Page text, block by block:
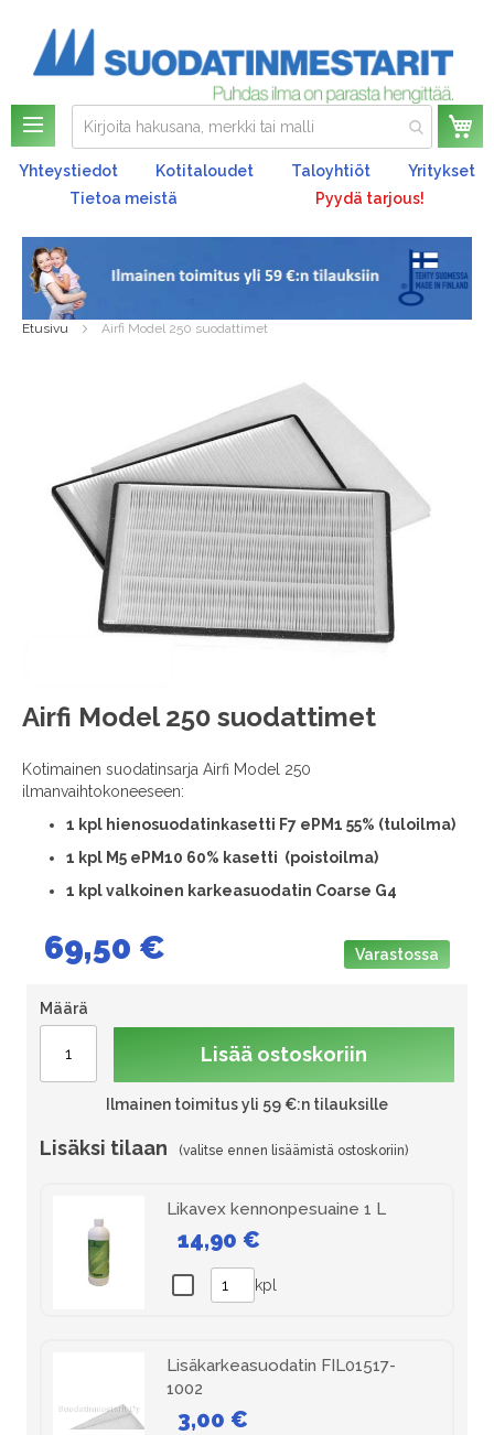
Yhteystiedot Kotitaloudet Taloyhtiöt
Yritykset
Tietoa meistä
Pyydä tarjous!
Etusivu Airfi Model 250 suodattimet
Airfi Model 250 suodattimet
Kotimainen suodatinsarja Airfi Model 250
ilmanvaihtokoneeseen:
1 kpl hienosuodatinkasetti F7 ePM1 55% (tuloilma)
1 kpl M5 ePM10 60% kasetti (poistoilma)
1 kpl valkoinen karkeasuodatin Coarse G4
69,50 € Varastossa
Määrä
Lisää ostoskoriin
Ilmainen toimitus yli 59 €:n tilauksille
Lisäksi tilaan
Likavex kennonpesuaine 1 L
14,90 €
kpl
Lisäkarkeasuodatin FIL01517-
1002
3,00 €
images
gallery
Skip
to
beginning
of
gallery